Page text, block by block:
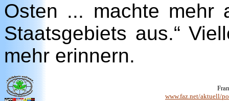
Osten ... machte mehr
Staatsgebiets aus.“
mehr erinnern.
www.faz.net/aktuell/